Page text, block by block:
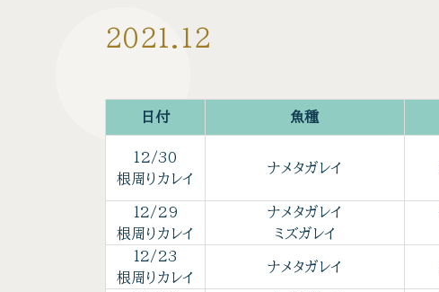
2021.12
日付 魚種
12/30
根周りカレイ
ナメタガレイ
12/29
根周りカレイ
ナメタガレイ
ミズガレイ
12/23
根周りカレイ
ナメタガレイ